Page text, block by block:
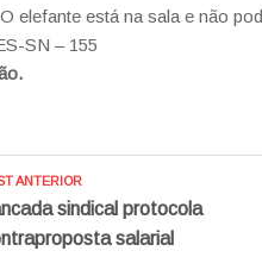
elefante está na sala e não
SN – 155
ANTERIOR
sindical protocola
salarial